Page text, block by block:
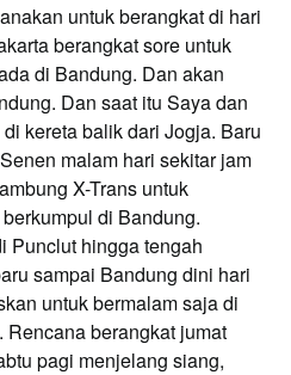
untuk berangkat di hari
berangkat sore untuk
di Bandung. Dan akan
Dan saat itu Saya dan
kereta balik dari Jogja. Baru
malam hari sekitar jam
X-Trans untuk
di Bandung.
Punclut hingga tengah
sampai Bandung dini hari
untuk bermalam saja di
berangkat jumat
pagi menjelang siang,